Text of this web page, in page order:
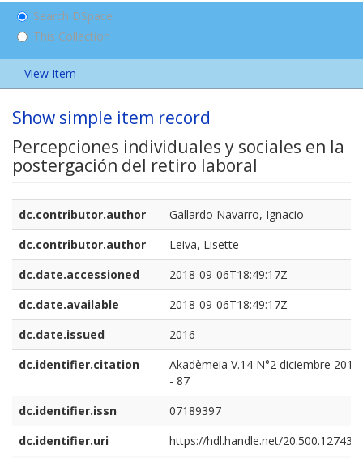
Search DSpace
This Collection
View Item
Show simple item record
Percepciones individuales y sociales en la
postergación del retiro laboral
dc.contributor.author
Gallardo Navarro, Ignacio
dc.contributor.author
Leiva, Lisette
dc.date.accessioned
2018-09-06T18:49:17Z
dc.date.available
2018-09-06T18:49:17Z
dc.date.issued
2016
dc.identifier.citation
Akadèmeia V.14 N°2 diciembre 2016
- 87
dc.identifier.issn
07189397
dc.identifier.uri
https://hdl.handle.net/20.500.12743/